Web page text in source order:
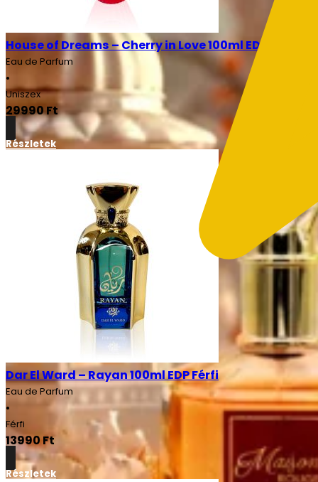
House of Dreams – Cherry in Love 100ml EDP
Eau de Parfum
•
Uniszex
29990Ft
Részletek
Dar El Ward – Rayan 100ml EDP Férfi
Eau de Parfum
•
Férfi
13990 Ft
Részletek